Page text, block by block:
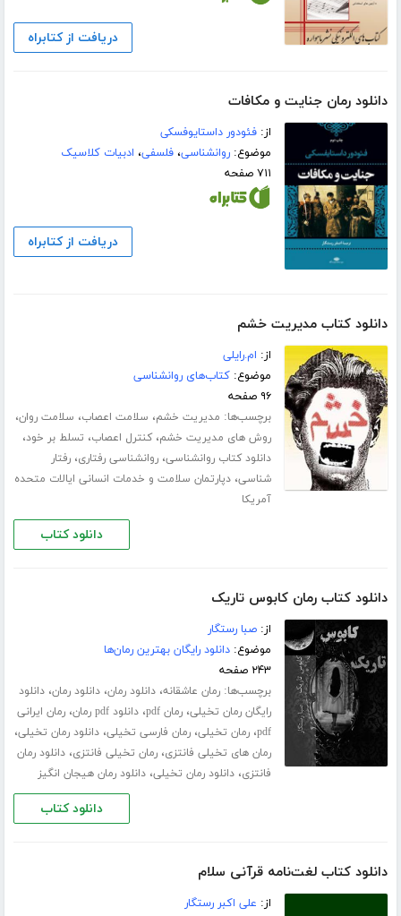
دریافت از کتابراه
دانلود رمان جنایت و مکافات
از:فئودور داستایوفسکی
موضوع:روانشناسی،فلسفی، ادبیات کلاسیک
۷۱۱ صفحه
دریافت از کتابراه
دانلود کتاب مدیریت خشم
از: ام.رایلی
موضوع:کتاب‌های روانشناسی
۹۶ صفحه
برچسب‌ها: مدیریت خشم، سلامت اعصاب، سلامت روان،
روش های مدیریت خشم،کنترل اعصاب، تسلط بر خود،
دانلود کتاب روانشناسی،روانشناسی رفتاری،رفتار
شناسی،دپارتمان سلامت و خدمات انسانی ایالات متحده
آمریکا
دانلود کتاب
دانلود کتاب رمان کابوس تاریک
از:صبا رستگار
موضوع:دانلود رایگان بهترین رمان‌ها
۲۴۳ صفحه
برچسب‌ها:رمان عاشقانه،دانلود رمان،دانلود رمان،دانلود
رایگان رمان تخیلی،رمان pdf ،دانلود pdf رمان ،رمان ایرانی
pdf،رمان تخیلی،رمان فارسی تخیلی،دانلود رمان تخیلی،
رمان های تخیلی فانتزی،رمان تخیلی فانتزی،دانلود رمان
فانتزی،دانلود رمان تخیلی،دانلود رمان هیجان انگیز
دانلود کتاب
دانلود کتاب لغت‌نامه قرآنی سلام
از: علی اکبر رستگار